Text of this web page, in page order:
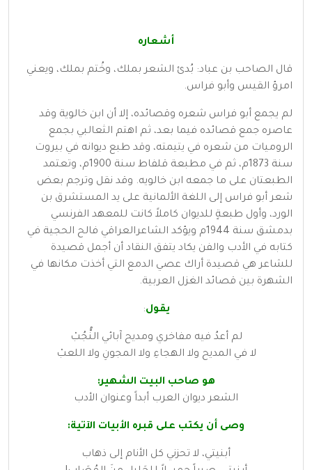
أشعاره
قال الصاحب بن عباد: بُدئ الشعر بملك، وخُتم بملك، ويعني
امرؤ القيس وأبو فراس.
لم يجمع أبو فراس شعره وقصائده، إلا أن ابن خالوية وقد
عاصره جمع قصائده فيما بعد، ثم اهتم الثعالبي بجمع
الروميات من شعره في يتيمته، وقد طبع ديوانه في بيروت
سنة 1873م، ثم في مطبعة قلفاط سنة 1900م، وتعتمد
الطبعتان على ما جمعه ابن خالويه. وقد نقل وترجم بعض
شعر أبو فراس إلى اللغة الألمانية على يد المستشرق بن
الورد، وأول طبعةٍ للديوان كاملاً كانت للمعهد الفرنسي
بدمشق سنة 1944م ويؤكد الشاعرالعراقي فالح الحجية في
كتابه في الأدب والفن يكاد يتفق النقاد أن أجمل قصيدة
للشاعر هي قصيدة أراك عصي الدمع التي أخذت مكانها في
الشهرة بين قصائد الغزل العربية.
يقول:
لم أعدُ فيه مفاخري ومديح آبائي النُّجُبْ
لا في المديح ولا الهجاءِ ولا المجونِ ولا اللعبْ
هو صاحب البيت الشهير:
الشعر ديوان العرب أبداً وعنوان الأدب
وصى أن يكتب على قبره الأبيات الآتية:
أبنيتي، لا تحزني كل الأنام إلى ذهاب